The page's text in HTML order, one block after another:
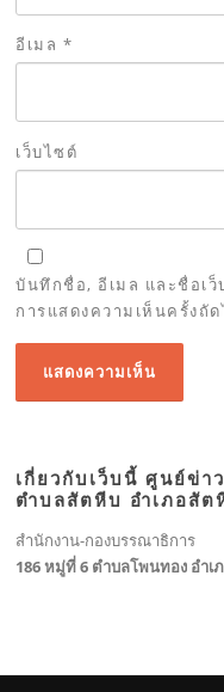
อีเมล *
เว็บไซต์
บันทึกชื่อ, อีเมล และชื่อเ
การแสดงความเห็นครั้งถัด
เกี่ยวกับเว็บนี้ ศูนย์ข่
ตำบลสัตหีบ อำเภอสั
สำนักงาน-กองบรรณาธิการ
186 หมู่ที่ 6 ตำบลโพนทอง อำ